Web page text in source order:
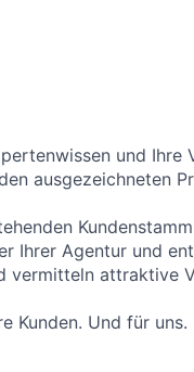
und
ausgezeichneten
Ihrer Agentur und
vermitteln attraktive
Kunden. Und für uns.